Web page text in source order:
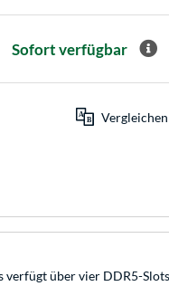
Sofort verfügbar
Vergleichen
verfügt über vier DDR5-